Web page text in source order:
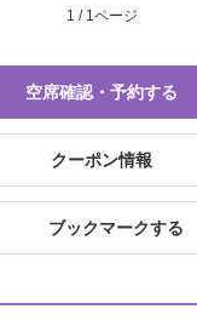
1 / 1ページ
空席確認・予約する
クーポン情報
ブックマークする